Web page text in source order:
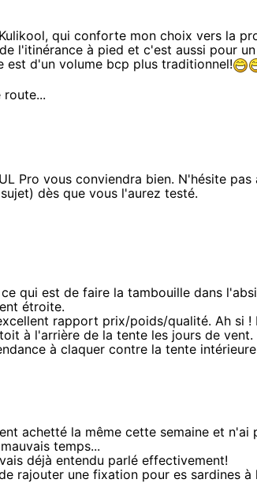
qui conforte mon choix vers la
l'itinérance à pied et c'est aussi pour
est d'un volume bcp plus traditionnel!
Pro vous conviendra bien. N'hésite pas
dès que vous l'aurez testé.
qui est de faire la tambouille dans
étroite.
rapport prix/poids/qualité. Ah si !
à l'arrière de la tente les jours de vent.
à claquer contre la tente
achetté la même cette semaine et n'ai
temps...
déjà entendu parlé effectivement!
rajouter une fixation pour es sardines